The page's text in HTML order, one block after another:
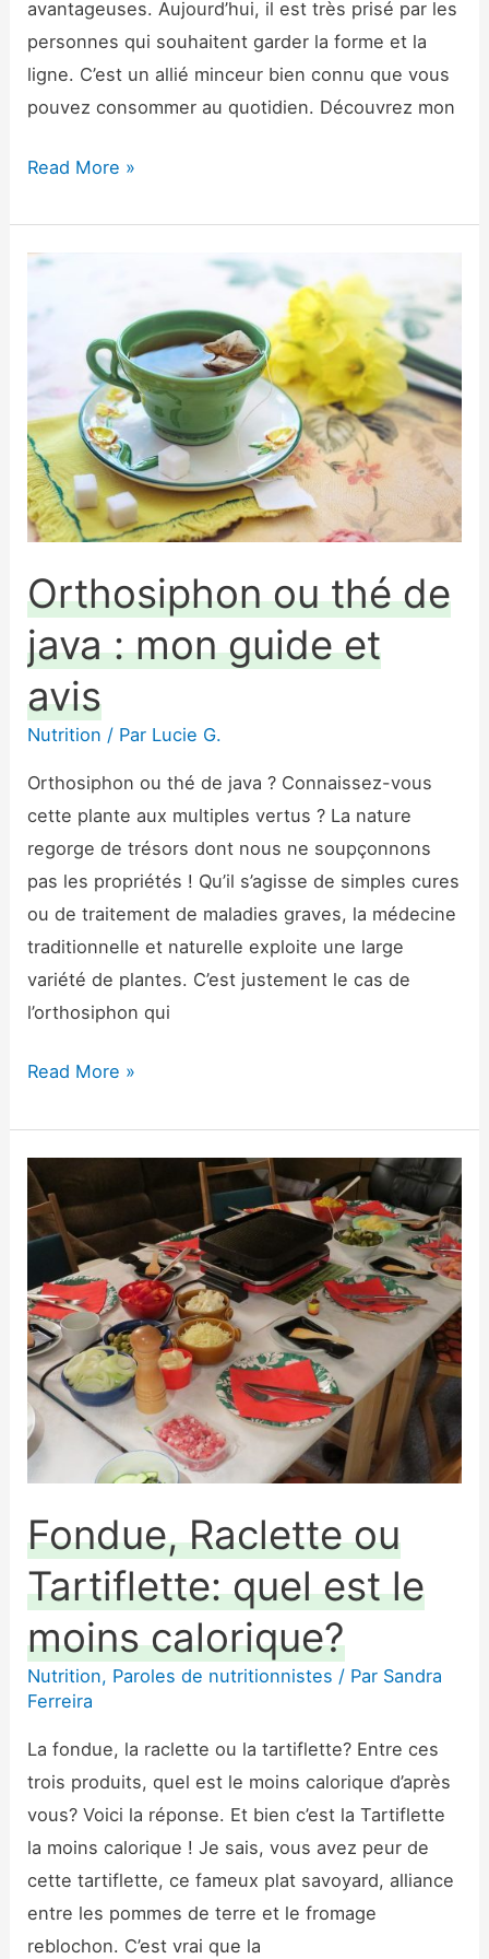
avantageuses. Aujourd’hui, il est très prisé par les
personnes qui souhaitent garder la forme et la
ligne. C’est un allié minceur bien connu que vous
pouvez consommer au quotidien. Découvrez mon
Read More »
Orthosiphon ou thé de
java : mon guide et
avis
Nutrition / Par Lucie G.
Orthosiphon ou thé de java ? Connaissez-vous
cette plante aux multiples vertus ? La nature
regorge de trésors dont nous ne soupçonnons
pas les propriétés ! Qu’il s’agisse de simples cures
ou de traitement de maladies graves, la médecine
traditionnelle et naturelle exploite une large
variété de plantes. C’est justement le cas de
l’orthosiphon qui
Orthosiphon
java
:
mon
guide
et
Read More »
Fondue, Raclette ou
Tartiflette: quel est le
moins calorique?
Nutrition, Paroles de nutritionnistes / Par Sandra
Ferreira
La fondue, la raclette ou la tartiflette? Entre ces
trois produits, quel est le moins calorique d’après
vous? Voici la réponse. Et bien c’est la Tartiflette
la moins calorique ! Je sais, vous avez peur de
cette tartiflette, ce fameux plat savoyard, alliance
entre les pommes de terre et le fromage
reblochon. C’est vrai que la
Fondue,
Raclette
ou
Tartiflette:
quel
est
le
moins
calorique?